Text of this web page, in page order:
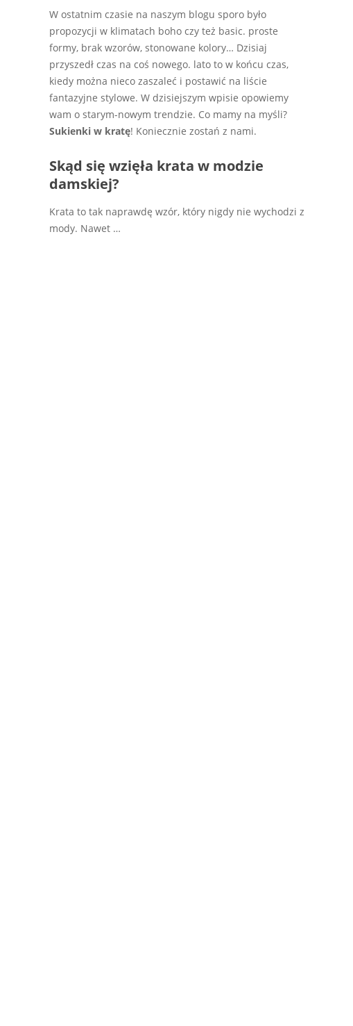
W ostatnim czasie na naszym blogu sporo było
propozycji w klimatach boho czy też basic. proste
formy, brak wzorów, stonowane kolory… Dzisiaj
przyszedł czas na coś nowego. lato to w końcu czas,
kiedy można nieco zaszaleć i postawić na liście
fantazyjne stylowe. W dzisiejszym wpisie opowiemy
wam o starym-nowym trendzie. Co mamy na myśli?
Sukienki w kratę! Koniecznie zostań z nami.
Skąd się wzięła krata w modzie
damskiej?
Krata to tak naprawdę wzór, który nigdy nie wychodzi z
mody. Nawet …